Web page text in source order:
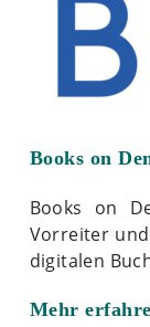
Books on
Books on
Vorreiter
digitalen
Mehr